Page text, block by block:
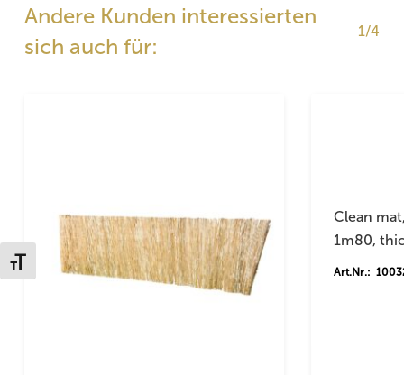
Schrift vergrößern
Andere Kunden interessierten
sich auch für:
1/4
Clean
1m80,
Art.Nr.: